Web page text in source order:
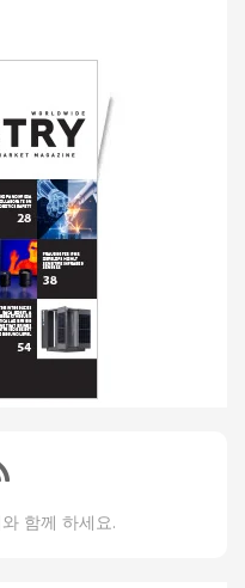
함께 하세요.